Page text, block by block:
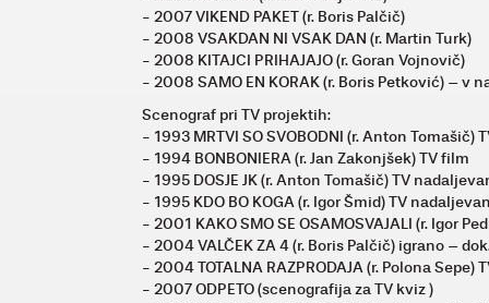
- 2007 VIKEND PAKET (r. Boris Palčič)
- 2008 VSAKDAN NI VSAK DAN (r. Martin Turk)
- 2008 KITAJCI PRIHAJAJO (r. Goran Vojnovič)
- 2008 SAMO EN KORAK (r. Boris Petković) – v
Scenograf pri TV projektih:
- 1993 MRTVI SO SVOBODNI (r. Anton Tomašič)
- 1994 BONBONIERA (r. Jan Zakonjšek) TV film
- 1995 DOSJE JK (r. Anton Tomašič) TV
- 1995 KDO BO KOGA (r. Igor Šmid) TV
- 2001 KAKO SMO SE OSAMOSVAJALI (r. Igor
- 2004 VALČEK ZA 4 (r. Boris Palčič) igrano –
- 2004 TOTALNA RAZPRODAJA (r. Polona Sepe)
- 2007 ODPETO (scenografija za TV kviz )